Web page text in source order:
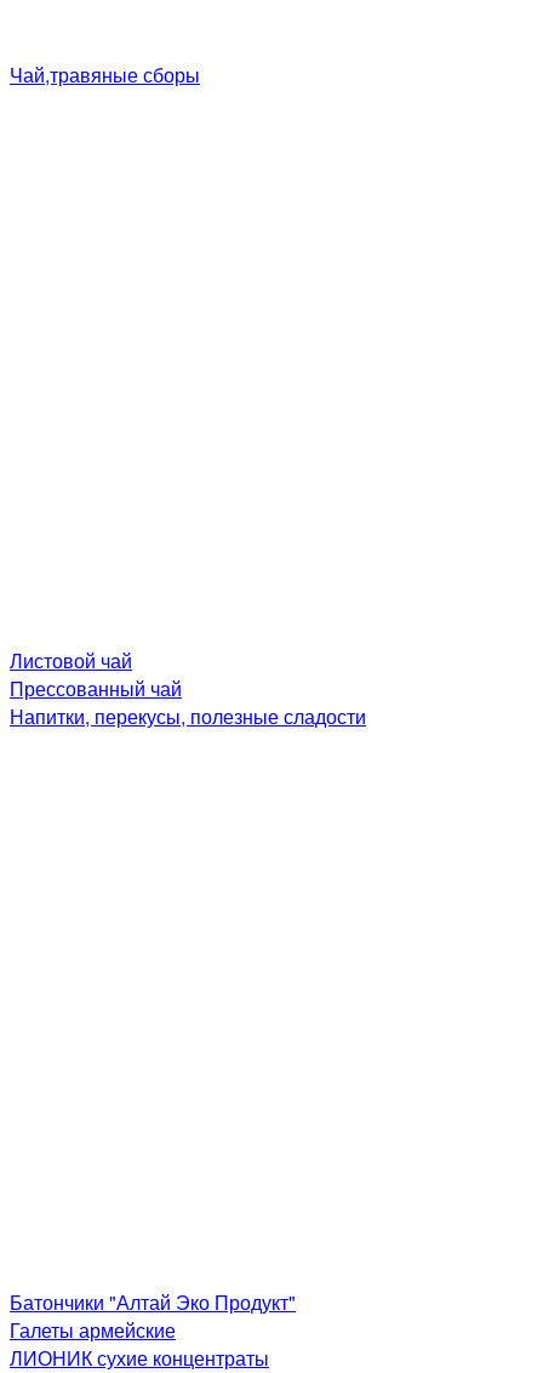
Чай,травяные сборы
Листовой чай
Прессованный чай
Напитки, перекусы, полезные сладости
Батончики "Алтай Эко Продукт"
Галеты армейские
ЛИОНИК сухие концентраты